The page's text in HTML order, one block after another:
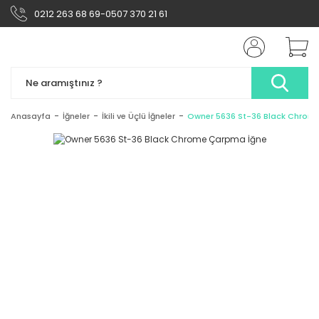
0212 263 68 69-0507 370 21 61
Anasayfa İğneler İkili ve Üçlü İğneler Owner 5636 St-36 Black